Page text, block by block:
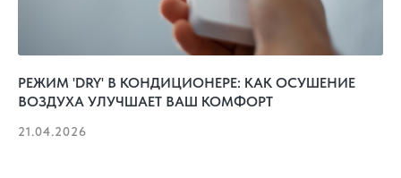
РЕЖИМ 'DRY' В КОНДИЦИОНЕРЕ: КАК ОСУШЕНИЕ
ВОЗДУХА УЛУЧШАЕТ ВАШ КОМФОРТ
21.04.2026